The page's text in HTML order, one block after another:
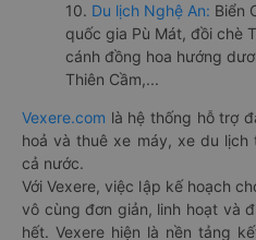
10. Du lịch Nghệ An: Biển
quốc gia Pù Mát, đồi chè
cánh đồng hoa hướng
Thiên Cầm,...
Vexere.com là hệ thống hỗ trợ
hoả và thuê xe máy, xe du
cả nước.
Với Vexere, việc lập kế hoạch
vô cùng đơn giản, linh hoạt và
hết. Vexere hiện là nền tảng